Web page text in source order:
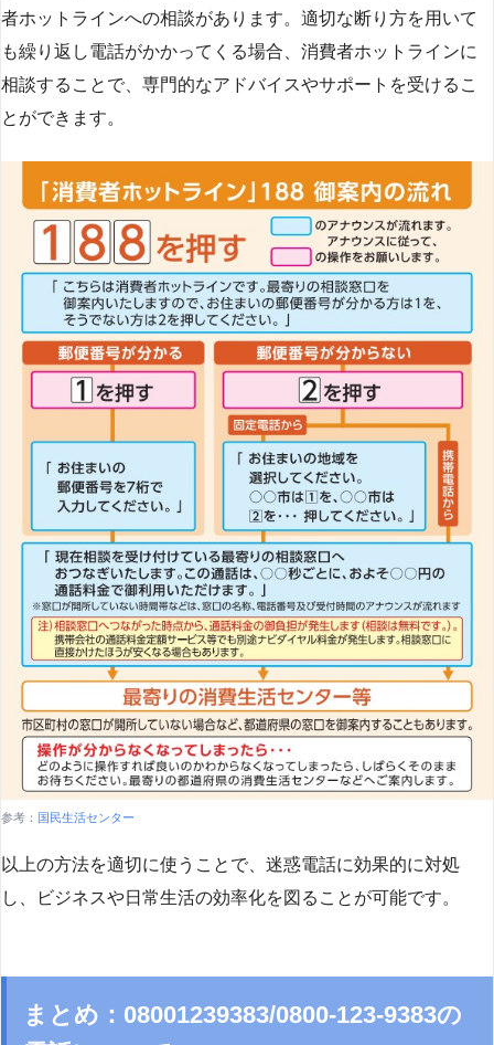
者ホットラインへの相談があります。適切な断り方を用いて
も繰り返し電話がかかってくる場合、消費者ホットラインに
相談することで、専門的なアドバイスやサポートを受けるこ
とができます​​。
参考： 国民生活センター
以上の方法を適切に使うことで、迷惑電話に効果的に対処
し、ビジネスや日常生活の効率化を図ることが可能です。
まとめ：08001239383/0800-123-9383の